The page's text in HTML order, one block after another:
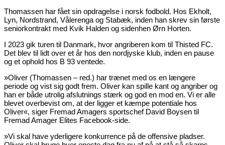
Thomassen har fået sin opdragelse i norsk fodbold. Hos Ekholt,
Lyn, Nordstrand, Vålerenga og Stabæk, inden han skrev sin første
seniorkontrakt med Kvik Halden og sidenhen Ørn Horten.
I 2023 gik turen til Danmark, hvor angriberen kom til Thisted FC.
Det blev til lidt over et år hos den nordjyske klub, inden en pause
og et ophold hos B 93 ventede.
»Oliver (Thomassen – red.) har trænet med os en længere
periode og vist sig godt frem. Oliver kan spille kant og angriber og
han er både utrolig afslutnings stærk og god en mod en. Vi er alle
blevet overbevist om, at der ligger et kæmpe potentiale hos
Oliver«, siger Fremad Amagers sportschef David Boysen til
Fremad Amager Elites Facebook-side.
»Vi skal have yderligere konkurrence på de offensive pladser.